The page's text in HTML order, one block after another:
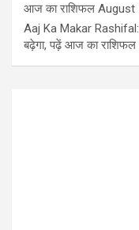
आज का राशिफल August
Aaj Ka Makar Rashifal:
बढ़ेगा, पढ़ें आज का राशिफल